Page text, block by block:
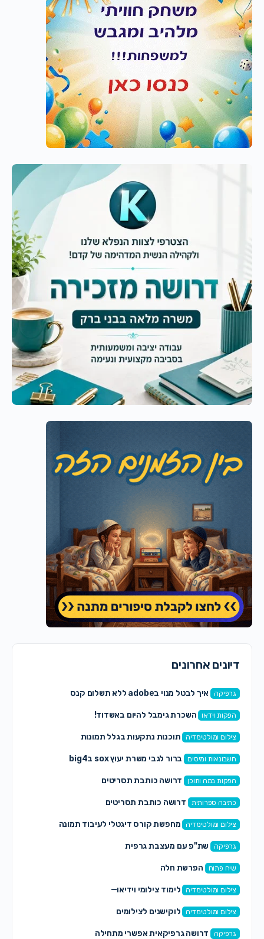
דיונים אחרונים
גרפיקה איך לבטל מנוי בadobe ללא תשלום קנס
הפקות וידאו השכרת גימבל להיום באשדוד!
צילום ומולטימדיה תוכנות נתקעות בגלל תמונות
חשבונאות ומיסים ברור לגבי משרת יעוץ sox בbig4
הפקות במה ותוכן דרושה כותבת תסריטים
כתיבה ספרותית דרושה כותבת תסריטים
צילום ומולטימדיה מחפשת קורס דיגטלי לעיבוד תמונה
גרפיקה שת"פ עם מעצבת גרפית
שיח פתוח הפרשת חלה
צילום ומולטימדיה לימוד צילומי וידיאו—
צילום ומולטימדיה לוקישנים לצילומים
גרפיקה דרושה גרפיקאית אפשרי מתחילה